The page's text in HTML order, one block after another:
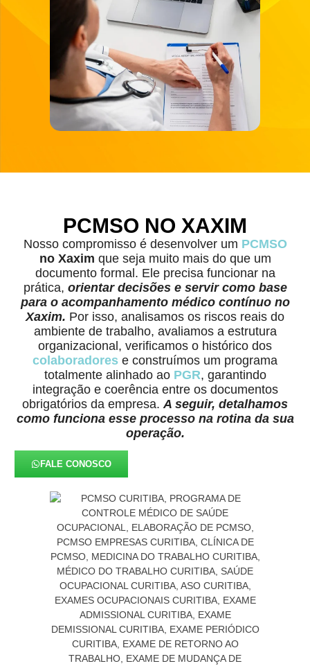
PCMSO NO XAXIM
Nosso compromisso é desenvolver um PCMSO
no Xaxim que seja muito mais do que um
documento formal. Ele precisa funcionar na
prática, orientar decisões e servir como base
para o acompanhamento médico contínuo no
Xaxim. Por isso, analisamos os riscos reais do
ambiente de trabalho, avaliamos a estrutura
organizacional, verificamos o histórico dos
colaboradores e construímos um programa
totalmente alinhado ao PGR, garantindo
integração e coerência entre os documentos
obrigatórios da empresa. A seguir, detalhamos
como funciona esse processo na rotina da sua
operação.
FALE CONOSCO